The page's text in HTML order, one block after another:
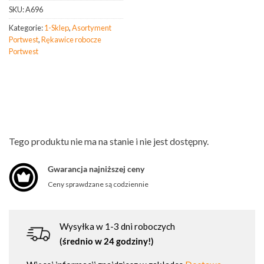
SKU:A696
Kategorie:1-Sklep,Asortyment
Portwest,Rękawice robocze
Portwest
Tego produktu nie ma na stanie i nie jest dostępny.
Gwarancja najniższej ceny
Ceny sprawdzane są codziennie
Wysyłka w 1-3 dni roboczych
(średnio w 24 godziny!)